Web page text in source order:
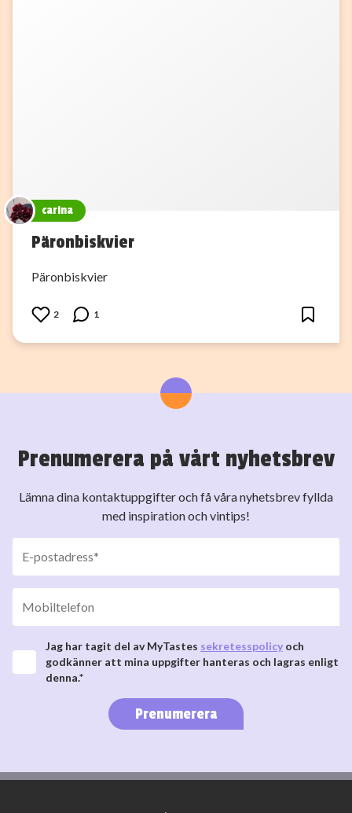
carina
Päronbiskvier
Päronbiskvier
2 1
Prenumerera på vårt nyhetsbrev
Lämna dina kontaktuppgifter och få våra nyhetsbrev fyllda
med inspiration och vintips!
Jag har tagit del av MyTastes sekretesspolicy och
godkänner att mina uppgifter hanteras och lagras enligt
denna.*
Prenumerera